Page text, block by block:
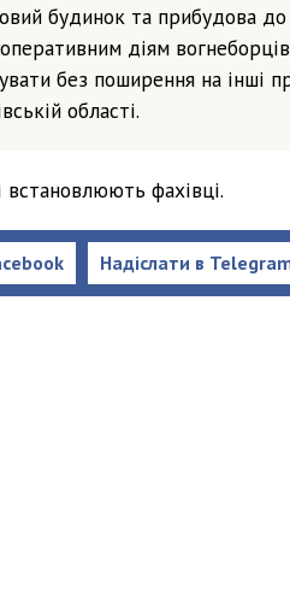
будинок та прибудова до
діям
без поширення на інші
області.
фахівці.
Надіслати в